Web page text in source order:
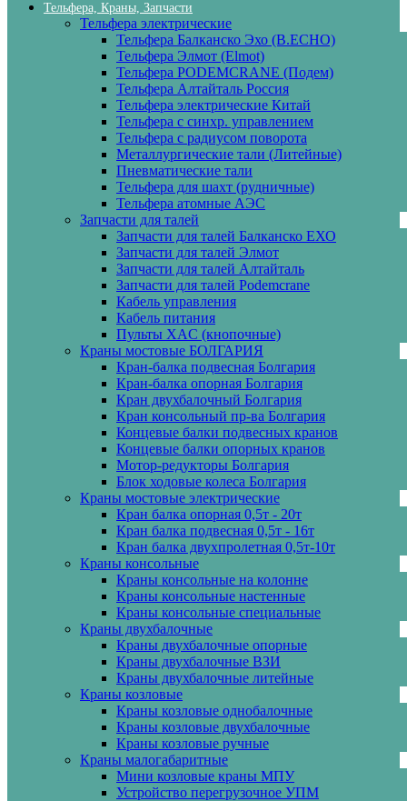
Тельфера, Краны, Запчасти
Тельфера электрические
Тельфера Балканско Эхо (B.ECHO)
Тельфера Элмот (Elmot)
Тельфера PODEMCRANE (Подем)
Тельфера Алтайталь Россия
Тельфера электрические Китай
Тельфера с синхр. управлением
Тельфера с радиусом поворота
Металлургические тали (Литейные)
Пневматические тали
Тельфера для шахт (рудничные)
Тельфера атомные АЭС
Запчасти для талей
Запчасти для талей Балканско ЕХО
Запчасти для талей Элмот
Запчасти для талей Алтайталь
Запчасти для талей Podemcrane
Кабель управления
Кабель питания
Пульты XAC (кнопочные)
Краны мостовые БОЛГАРИЯ
Кран-балка подвесная Болгария
Кран-балка опорная Болгария
Кран двухбалочный Болгария
Кран консольный пр-ва Болгария
Концевые балки подвесных кранов
Концевые балки опорных кранов
Мотор-редукторы Болгария
Блок ходовые колеса Болгария
Краны мостовые электрические
Кран балка опорная 0,5т - 20т
Кран балка подвесная 0,5т - 16т
Кран балка двухпролетная 0,5т-10т
Краны консольные
Краны консольные на колонне
Краны консольные настенные
Краны консольные специальные
Краны двухбалочные
Краны двухбалочные опорные
Краны двухбалочные ВЗИ
Краны двухбалочные литейные
Краны козловые
Краны козловые однобалочные
Краны козловые двухбалочные
Краны козловые ручные
Краны малогабаритные
Мини козловые краны МПУ
Устройство перегрузочное УПМ